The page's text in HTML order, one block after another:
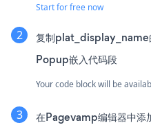
Start for free now
复制
Popup嵌入代码段
Your code block will be
在Pagevamp编辑器中添